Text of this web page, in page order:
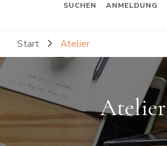
SUCHEN ANMELDUNG
Start Atelier
Atelier